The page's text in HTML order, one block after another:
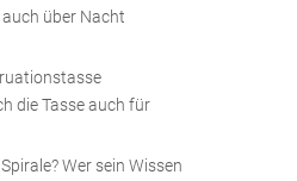
über Nacht
die Tasse auch für
Wer sein Wissen